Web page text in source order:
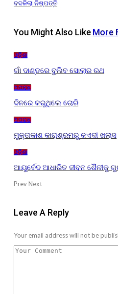
ବଦଳିଲା ନିଷ୍ପତ୍ତି
You Might Also Like More
ଓଡ଼ିଶା
ଗାଁ ଦାଣ୍ଡରେ ବୁଲିବ ସୋଲାର ରଥ
ଅପରାଧ
ଦିନରେ କରୁଥିଲେ ଚୋରି
ଅପରାଧ
ମୁକ୍ତାକାଶ କାରାଶ୍ରମରୁ କଏଦୀ ଖଲାସ
ଓଡ଼ିଶା
ଆୟୁର୍ବେଦ ଆଧାରିତ ଜୀବନ ଶୈଳୀକୁ
PrevNext
Leave A Reply
Your email address will not be